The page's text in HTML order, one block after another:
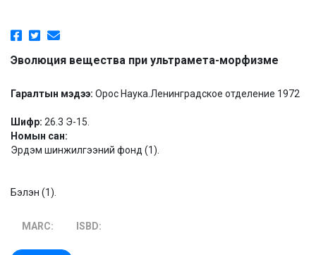
Эволюция вещества при ультрамета-морфизме
Гаралтын мэдээ: Орос Наука.Ленинградское отделение 1972
Шифр: 26.3 Э-15.
Номын сан:
Эрдэм шинжилгээний фонд (1).
Бэлэн (1).
MARC: ISBD: